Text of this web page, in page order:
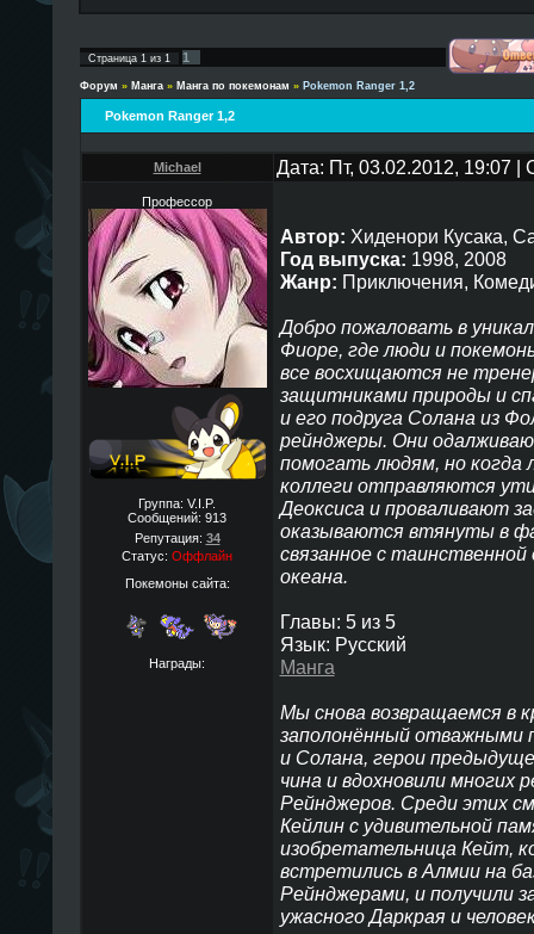
Страница 1из 1 1
Форум » Манга » Манга по покемонам » Pokemon Ranger 1,2
Pokemon Ranger 1,2
Michael Дата: Пт, 03.02.2012, 19:07
Профессор
Группа: V.I.P.
Сообщений: 913
Репутация: 34
Статус: Оффлайн
Покемоны сайта:
Награды:
Автор: Хиденори Кусака,
Год выпуска: 1998, 2008
Жанр: Приключения,
Добро пожаловать в
Фиоре, где люди и
все восхищаются не
защитниками природы и
и его подруга Солана из
рейнджеры. Они
помогать людям, но когда
коллеги отправляются
Деоксиса и проваливают
оказываются втянуты в
связанное с
океана.
Главы: 5 из 5
Язык: Русский
Манга
Мы снова возвращаемся в
заполонённый отважными
и Солана, герои
чина и вдохновили многих
Рейнджеров. Среди этих
Кейлин с удивительной
изобретательница Кейт,
встретились в Алмии на
Рейнджерами, и получили
ужасного Даркрая и